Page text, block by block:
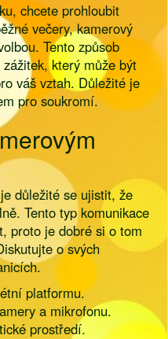
chcete prohloubit
večery, kamerový
Tento způsob
který může být
váš vztah. Důležité je
pro soukromí.
důležité se ujistit, že
Tento typ komunikace
proto je dobré si o tom
o svých
platformu.
a mikrofonu.
prostředí.